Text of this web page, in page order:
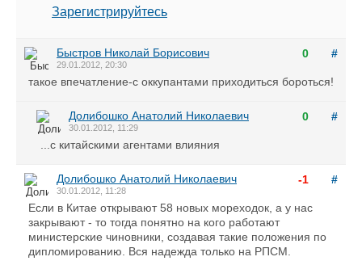
Зарегистрируйтесь
0 #
Быстров Николай Борисович
29.01.2012, 20:30
такое впечатление-с оккупантами приходиться бороться!
0 #
Долибошко Анатолий Николаевич
30.01.2012, 11:29
...с китайскими агентами влияния
-1 #
Долибошко Анатолий Николаевич
30.01.2012, 11:28
Если в Китае открывают 58 новых мореходок, а у нас
закрывают - то тогда понятно на кого работают
министерские чиновники, создавая такие положения по
дипломированию. Вся надежда только на РПСМ.